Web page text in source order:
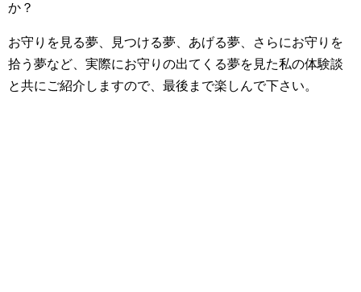
か？
お守りを見る夢、見つける夢、あげる夢、さらにお守りを
拾う夢など、実際にお守りの出てくる夢を見た私の体験談
と共にご紹介しますので、最後まで楽しんで下さい。